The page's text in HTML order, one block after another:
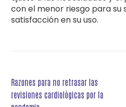
con el menor riesgo para su
satisfacción en su uso.
Navegación
de
Razones para no retrasar las
revisiones cardiológicas por la